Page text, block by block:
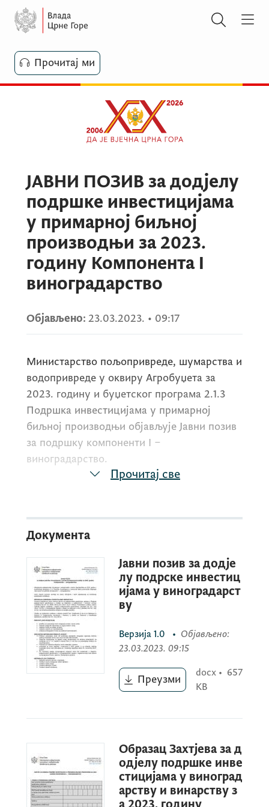
Прочитај ми
ЈАВНИ ПОЗИВ за додјелу
подршке инвестицијама
у примарној биљној
производњи за 2023.
годину Компонента I
виноградарство
Објављено: 23.03.2023. • 09:17
Министарство пољопривреде, шумарства и
водопривреде у оквиру Агробуџета за
2023. годину и буџетског програма 2.1.3
Подршка инвестицијама у примарној
биљној производњи објављује Јавни позив
за подршку компоненти I –
виноградарство.
критеријуми и начин пријављивања за
коришћење подстицајних средстава
Корисници подршке кроз овај Јавни позив
су пољопривредна газдинства која морају
бити уписана у Регистар пољопривредних
газдинстава и Виноградарски регистар у
тренутку подношења Захтјева за додјелу
подршке.
количина садног материјала винове лозе
мора да буде 500 комада. Инвестиција се
мора започети и реализовати у 2023.
години. Подржава се набавка искључиво
Прочитај све
Документа
Јавни позив за додје
лу подрске инвестиц
ијама у виноградарст
ву
Верзија 1.0 • Објављено:
23.03.2023. 09:15
Преузми
docx • 657
KB
Образац Захтјева за д
одјелу подршке инве
стицијама у виноград
арству и винарству з